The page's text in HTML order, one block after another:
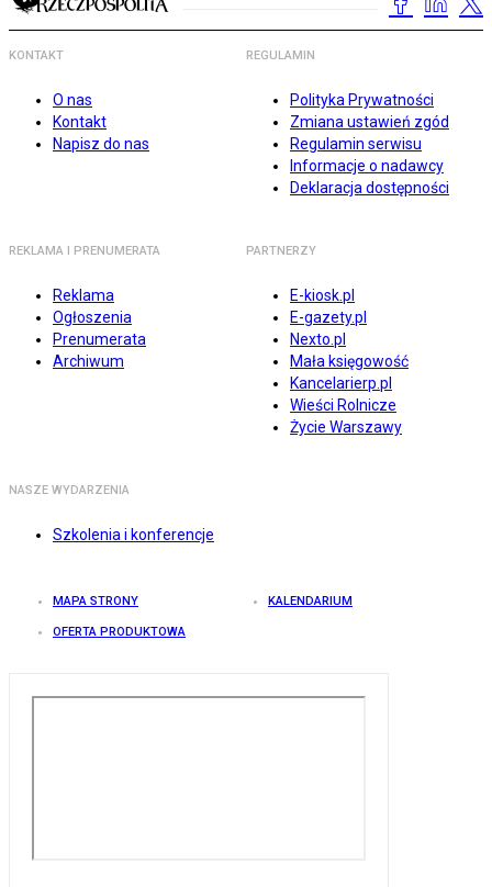
KONTAKT
O nas
Kontakt
Napisz do nas
REGULAMIN
Polityka Prywatności
Zmiana ustawień zgód
Regulamin serwisu
Informacje o nadawcy
Deklaracja dostępności
REKLAMA I PRENUMERATA
Reklama
Ogłoszenia
Prenumerata
Archiwum
PARTNERZY
E-kiosk.pl
E-gazety.pl
Nexto.pl
Mała księgowość
Kancelarierp.pl
Wieści Rolnicze
Życie Warszawy
NASZE WYDARZENIA
Szkolenia i konferencje
MAPA STRONY KALENDARIUM
OFERTA PRODUKTOWA